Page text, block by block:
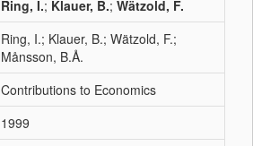
Ring, I.; Klauer, B.; Wätzold, F.
Ring, I.; Klauer, B.; Wätzold, F.;
Månsson, B.Å.
Contributions to Economics
1999